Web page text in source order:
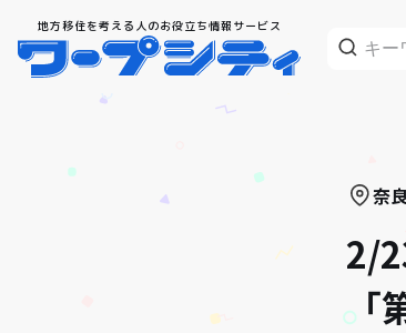
地方移住を考える人のお役立ち情報サービス
奈
2/
「